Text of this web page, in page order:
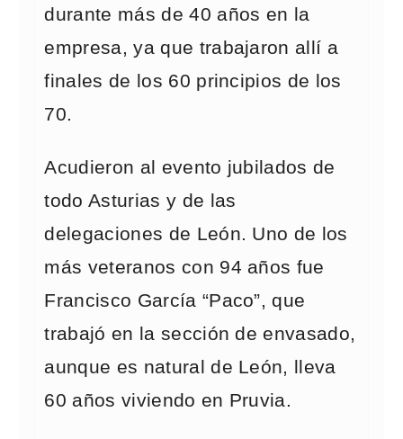
durante más de 40 años en la
empresa, ya que trabajaron allí a
finales de los 60 principios de los
70.
Acudieron al evento jubilados de
todo Asturias y de las
delegaciones de León. Uno de los
más veteranos con 94 años fue
Francisco García “Paco”, que
trabajó en la sección de envasado,
aunque es natural de León, lleva
60 años viviendo en Pruvia.